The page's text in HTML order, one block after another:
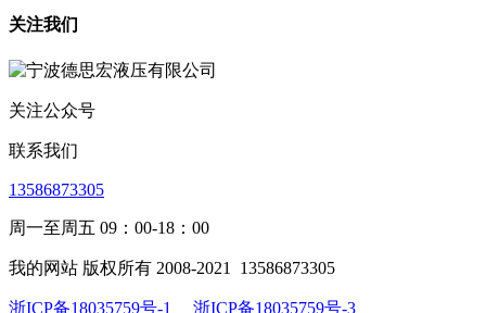
关注我们
关注公众号
联系我们
13586873305
周一至周五 09：00-18：00
我的网站 版权所有 2008-2021 13586873305
浙ICP备18035759号-1 浙ICP备18035759号-3